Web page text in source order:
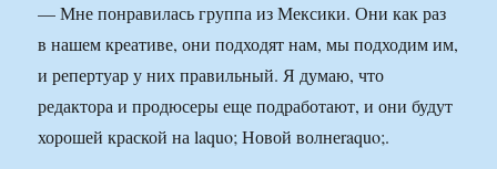
— Мне понравилась группа из Мексики. Они как раз
в нашем креативе, они подходят нам, мы подходим им,
и репертуар у них правильный. Я думаю, что
редактора и продюсеры еще подработают, и они будут
хорошей краской на laquo; Новой волнеraquo;.